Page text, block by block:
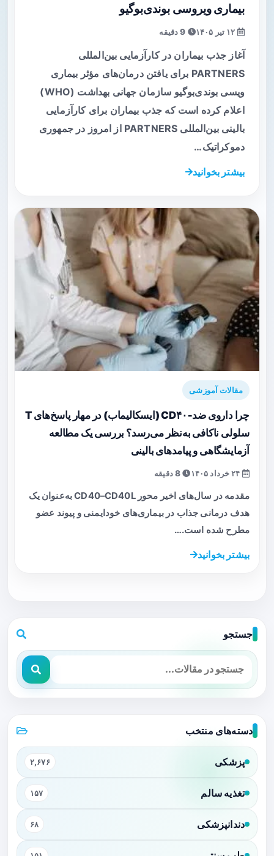
بیماری ویروسی بوندی‌بوگیو
آغاز جذب بیماران در کارآزمایی بین‌المللی
PARTNERS برای یافتن درمان‌های مؤثر بیماری
ویسی بوندی‌بوگیو سازمان جهانی بهداشت (WHO)
اعلام کرده است که جذب بیماران برای کارآزمایی
بالینی بین‌المللی PARTNERS از امروز در جمهوری
دموکراتیک…
بیشتر بخوانید
مقالات آموزشی
چرا داروی ضد‑CD۴۰ (ایسکالیماب) در مهار پاسخ‌های T
سلولی ناکافی به‌نظر می‌رسد؟ بررسی یک مطالعه
آزمایشگاهی و پیامدهای بالینی
8 دقیقه
مقدمه در سال‌های اخیر محور CD40–CD40L به‌عنوان یک
هدف درمانی جذاب در بیماری‌های خودایمنی و پیوند عضو
مطرح شده است.…
بیشتر بخوانید
جستجو
دسته‌های منتخب
پزشکی ۲,۶۷۶
تغذیه سالم ۱۵۷
دندانپزشکی ۶۸